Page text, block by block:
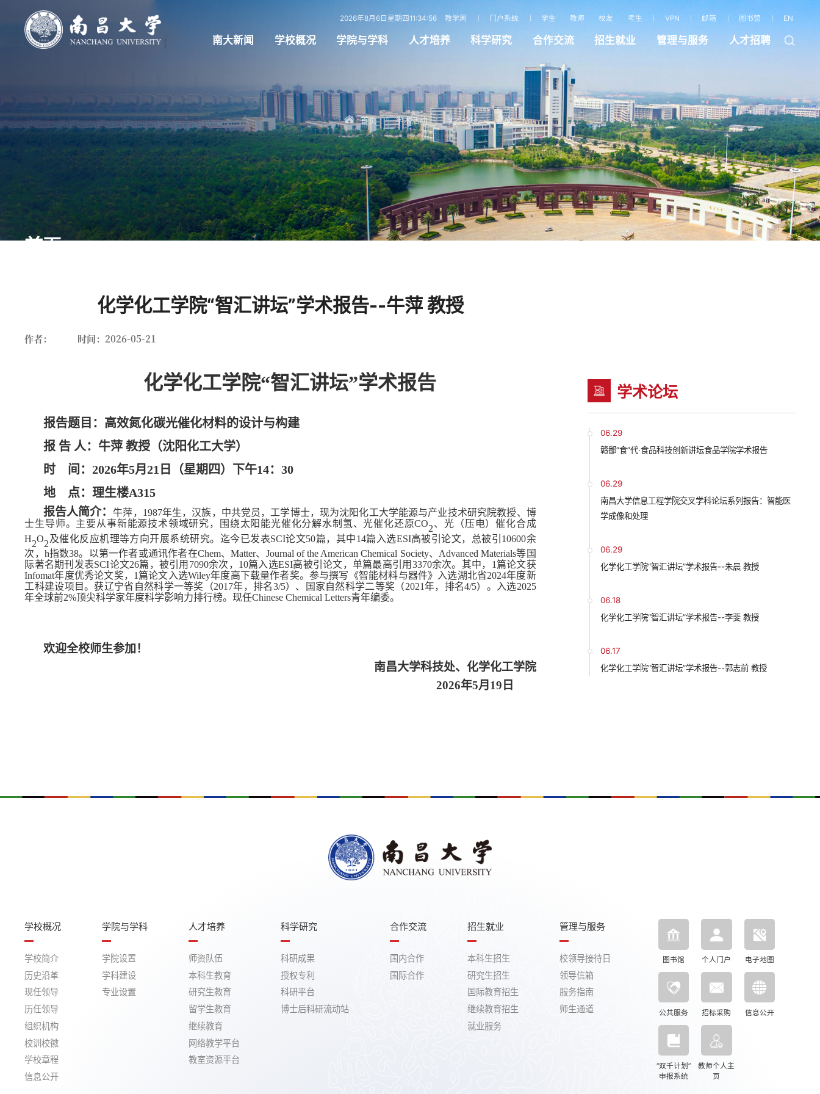
2026年8月6日星期四11:34:57 教学周 门户系统 学生 教师 校友 考生 VPN 邮箱 图书馆 EN
南大新闻 学校概况 学院与学科 人才培养 科学研究 合作交流 招生就业 管理与服务 人才招聘
首页
首页 / 学术活动 / 学术论坛 / 正文
化学化工学院“智汇讲坛”学术报告--牛萍 教授
作者： 时间：2026-05-21
化学化工学院“智汇讲坛”学术报告
报告题目：高效氮化碳光催化材料的设计与构建
报 告 人：牛萍 教授（沈阳化工大学）
时 间： 2026年5月21日（星期四）下午14：30
地 点：理生楼A315
报告人简介：牛萍，1987年生，汉族，中共党员，工学博士，现为沈阳化工大学能源与产业技术研究院教授、博
士生导师。主要从事新能源技术领域研究，围绕太阳能光催化分解水制氢、光催化还原CO2、光（压电）催化合成
H2O2及催化反应机理等方向开展系统研究。迄今已发表SCI论文50篇，其中14篇入选ESI高被引论文，总被引10600余
次，h指数38。以第一作者或通讯作者在Chem、Matter、Journal of the American Chemical Society、Advanced Materials等国
际著名期刊发表SCI论文26篇，被引用7090余次，10篇入选ESI高被引论文，单篇最高引用3370余次。其中，1篇论文获
Infomat年度优秀论文奖，1篇论文入选Wiley年度高下载量作者奖。参与撰写《智能材料与器件》入选湖北省2024年度新
工科建设项目。获辽宁省自然科学一等奖（2017年，排名3/5）、国家自然科学二等奖（2021年，排名4/5） 。
入选2025
年全球前2%顶尖科学家年度科学影响力排行榜。现任Chinese Chemical Letters青年编委。
欢迎全校师生参加！
南昌大学科技处、化学化工学院
2026年5月 19 日
学术论坛
06.29
赣鄱“食”代·食品科技创新讲坛食品学院学术报告
06.29
南昌大学信息工程学院交叉学科论坛系列报告：智能医
学成像和处理
06.29
化学化工学院“智汇讲坛”学术报告--朱晨 教授
06.18
化学化工学院“智汇讲坛”学术报告--李斐 教授
06.17
化学化工学院“智汇讲坛”学术报告--郭志前 教授
学校概况
学校简介
历史沿革
现任领导
历任领导
组织机构
校训校徽
学校章程
信息公开
学院与学科
学院设置
学科建设
专业设置
人才培养
师资队伍
本科生教育
研究生教育
留学生教育
继续教育
网络教学平台
教室资源平台
科学研究
科研成果
授权专利
科研平台
博士后科研流动站
合作交流
国内合作
国际合作
招生就业
本科生招生
研究生招生
国际教育招生
继续教育招生
就业服务
管理与服务
校领导接待日
领导信箱
服务指南
师生通道
图书馆 个人门户 电子地图
公共服务 招标采购 信息公开
“双千计划”
申报系统
教师个人主
页